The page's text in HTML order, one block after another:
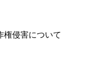
権侵害について